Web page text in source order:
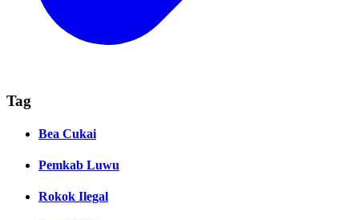
Tag
Bea Cukai
Pemkab Luwu
Rokok Ilegal